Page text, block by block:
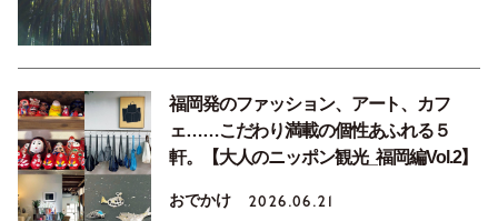
福岡発のファッション、アート、カフ
ェ……こだわり満載の個性あふれる５
軒。【大人のニッポン観光_福岡編Vol.2】
おでかけ 2026.06.21